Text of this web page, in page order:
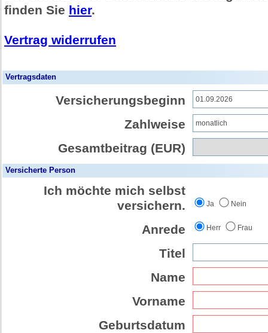
finden Sie hier.
Vertrag widerrufen
Vertragsdaten
Versicherungsbeginn
Zahlweise
Gesamtbeitrag (EUR)
Versicherte Person
Ich möchte mich selbst
versichern.
Ja Nein
Anrede Herr Frau
Titel
Name
Vorname
Geburtsdatum